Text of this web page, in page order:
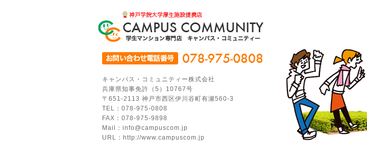
キャンパス・コミュニティー株式会社
兵庫県知事免許（5）10767号
〒651-2113 神戸市西区伊川谷町有瀬560-3
TEL：078-975-0808
FAX：078-975-9898
Mail：info@campuscom.jp
URL：http://www.campuscom.jp